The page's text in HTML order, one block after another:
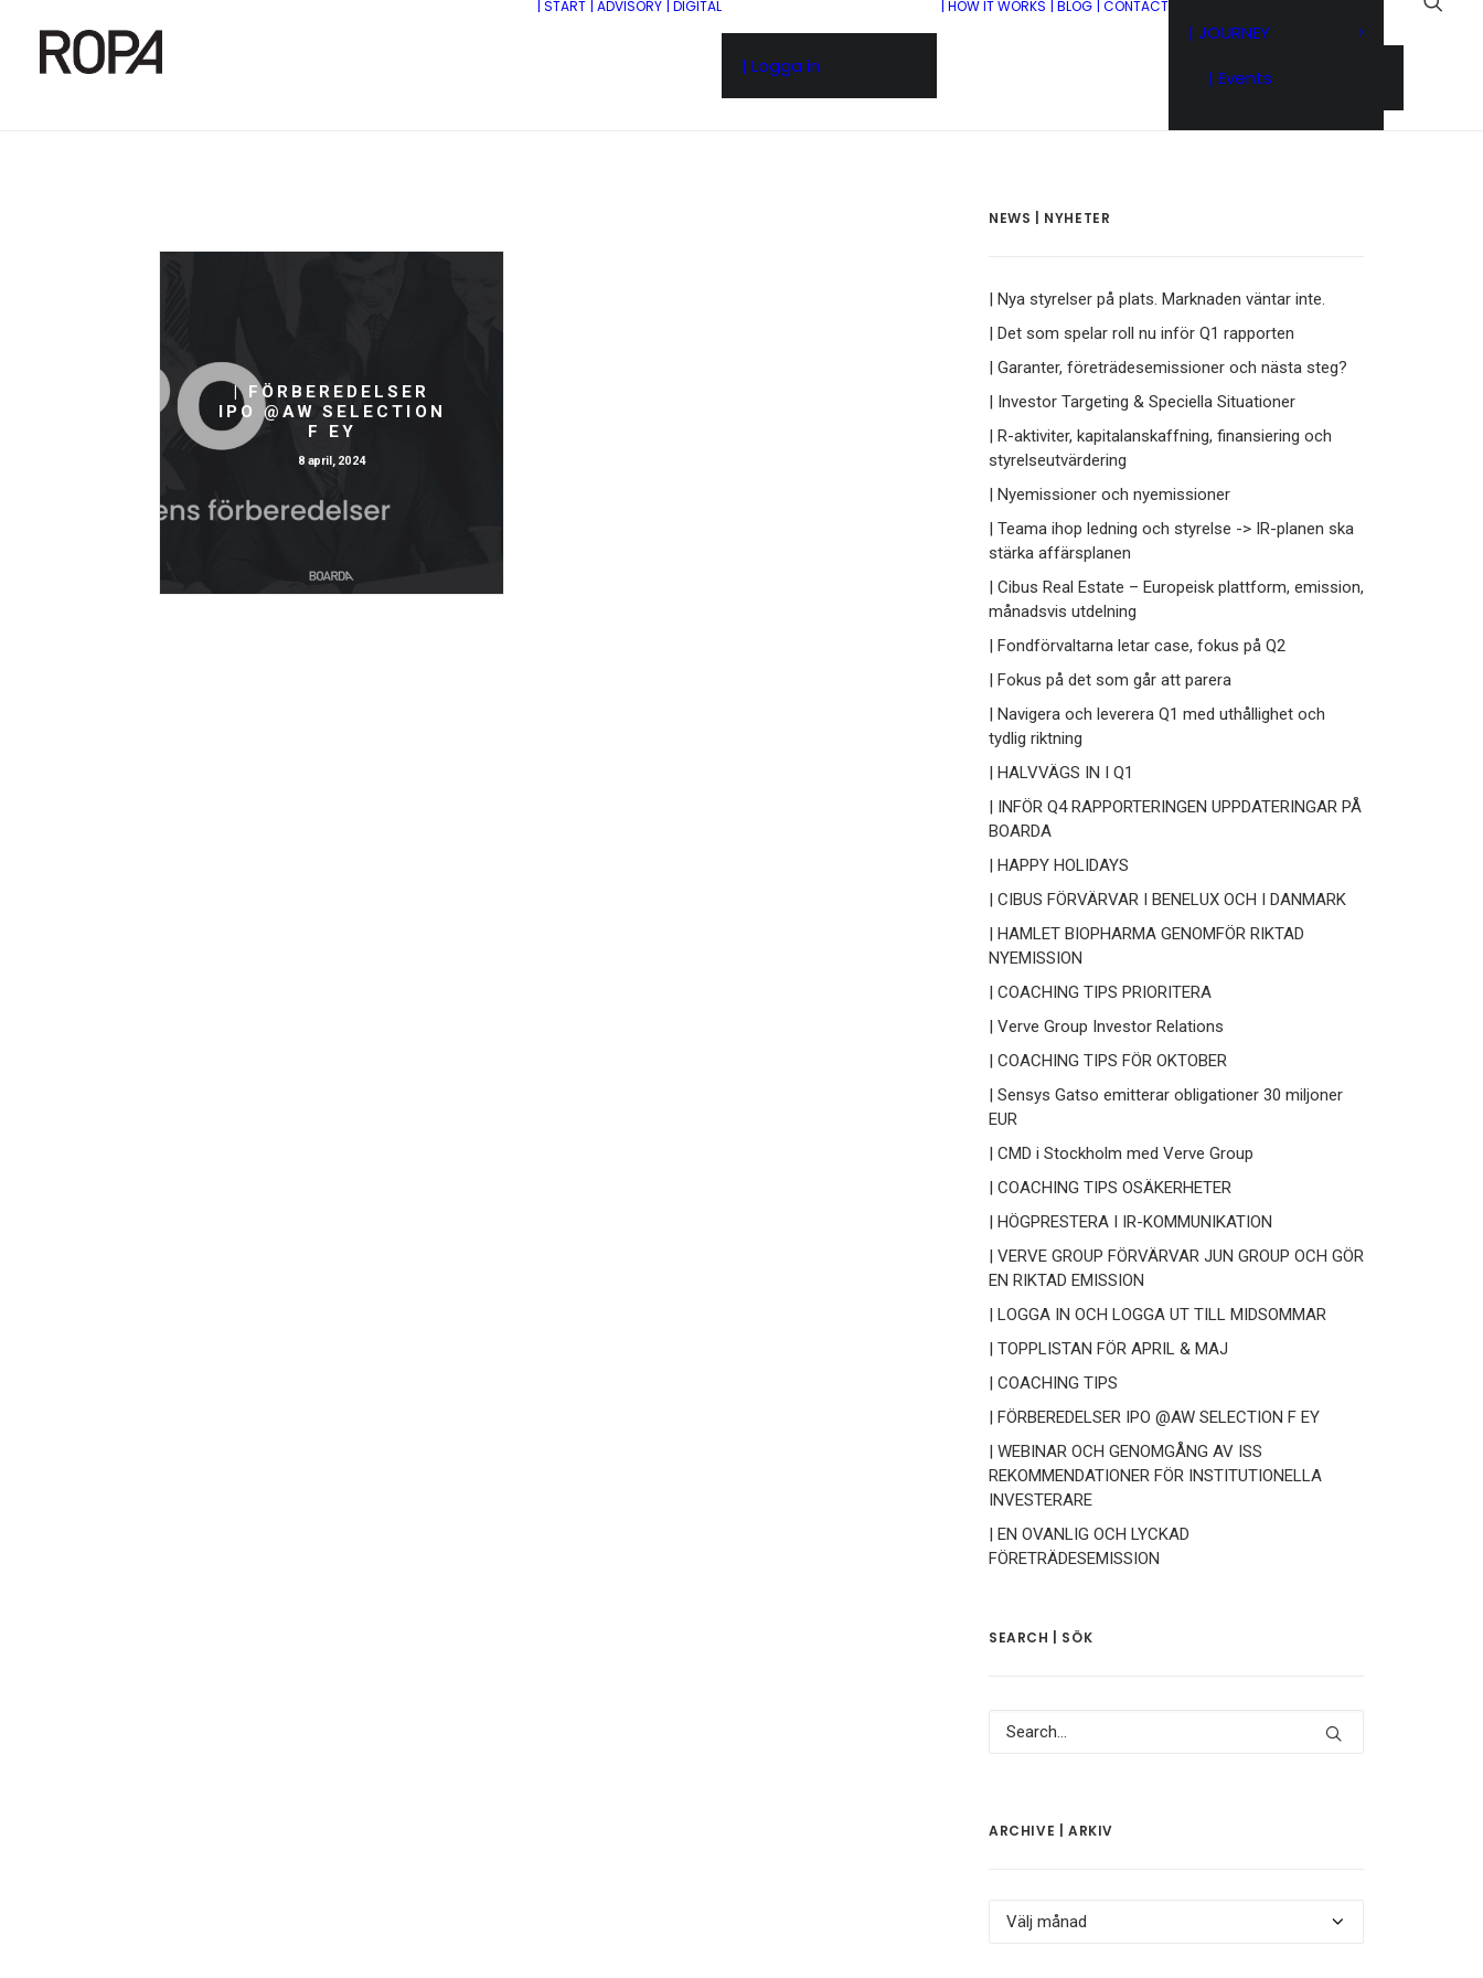
| START | ADVISORY | DIGITAL
| Logga in
| HOW IT WORKS | BLOG | CONTACT
| JOURNEY
| Events
| FÖRBEREDELSER
IPO @AW SELECTION
F EY
8 april, 2024
NEWS | NYHETER
| Nya styrelser på plats. Marknaden väntar inte.
| Det som spelar roll nu inför Q1 rapporten
| Garanter, företrädesemissioner och nästa steg?
| Investor Targeting & Speciella Situationer
| R-aktiviter, kapitalanskaffning, finansiering och
styrelseutvärdering
| Nyemissioner och nyemissioner
| Teama ihop ledning och styrelse -> IR-planen ska
stärka affärsplanen
| Cibus Real Estate – Europeisk plattform, emission,
månadsvis utdelning
| Fondförvaltarna letar case, fokus på Q2
| Fokus på det som går att parera
| Navigera och leverera Q1 med uthållighet och
tydlig riktning
| HALVVÄGS IN I Q1
| INFÖR Q4 RAPPORTERINGEN UPPDATERINGAR PÅ
BOARDA
| HAPPY HOLIDAYS
| CIBUS FÖRVÄRVAR I BENELUX OCH I DANMARK
| HAMLET BIOPHARMA GENOMFÖR RIKTAD
NYEMISSION
| COACHING TIPS PRIORITERA
| Verve Group Investor Relations
| COACHING TIPS FÖR OKTOBER
| Sensys Gatso emitterar obligationer 30 miljoner
EUR
| CMD i Stockholm med Verve Group
| COACHING TIPS OSÄKERHETER
| HÖGPRESTERA I IR-KOMMUNIKATION
| VERVE GROUP FÖRVÄRVAR JUN GROUP OCH GÖR
EN RIKTAD EMISSION
| LOGGA IN OCH LOGGA UT TILL MIDSOMMAR
| TOPPLISTAN FÖR APRIL & MAJ
| COACHING TIPS
| FÖRBEREDELSER IPO @AW SELECTION F EY
| WEBINAR OCH GENOMGÅNG AV ISS
REKOMMENDATIONER FÖR INSTITUTIONELLA
INVESTERARE
| EN OVANLIG OCH LYCKAD
FÖRETRÄDESEMISSION
SEARCH | SÖK
ARCHIVE | ARKIV
Archive